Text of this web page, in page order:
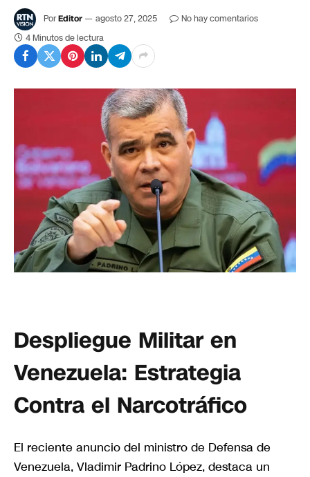
PorEditor agosto 27, 2025
No hay comentarios
4 Minutos de lectura
Despliegue Militar en
Venezuela: Estrategia
Contra el Narcotráfico
El reciente anuncio del ministro de Defensa de
Venezuela, Vladimir Padrino López, destaca un